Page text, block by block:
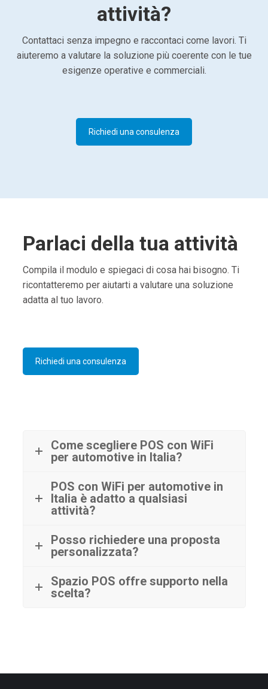
attività?
Contattaci senza impegno e raccontaci come lavori. Ti
aiuteremo a valutare la soluzione più coerente con le tue
esigenze operative e commerciali.
Richiedi una consulenza
Parlaci della tua attività
Compila il modulo e spiegaci di cosa hai bisogno. Ti
ricontatteremo per aiutarti a valutare una soluzione
adatta al tuo lavoro.
Richiedi una consulenza
Come scegliere POS con WiFi
per automotive in Italia?
POS con WiFi per automotive in
Italia è adatto a qualsiasi
attività?
Posso richiedere una proposta
personalizzata?
Spazio POS offre supporto nella
scelta?